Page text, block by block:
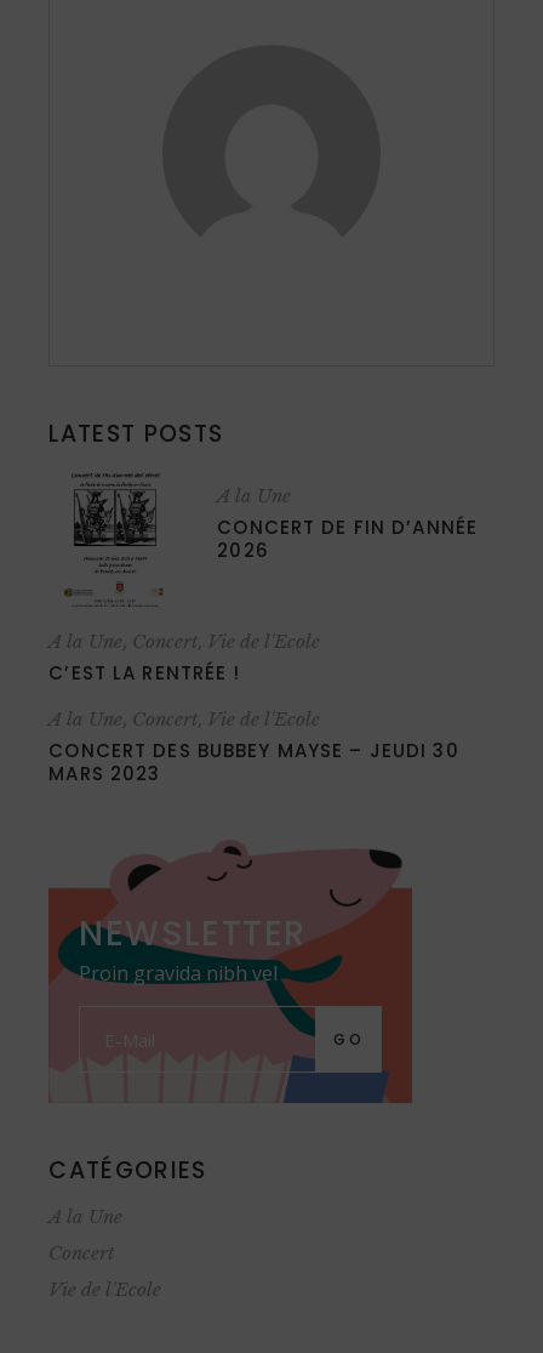
LATEST POSTS
A la Une
CONCERT DE FIN D’ANNÉE
2026
A la Une, Concert, Vie de l'Ecole
C’EST LA RENTRÉE !
A la Une, Concert, Vie de l'Ecole
CONCERT DES BUBBEY MAYSE – JEUDI 30
MARS 2023
NEWSLETTER
Proin gravida nibh vel
GO
CATÉGORIES
A la Une
Concert
Vie de l'Ecole